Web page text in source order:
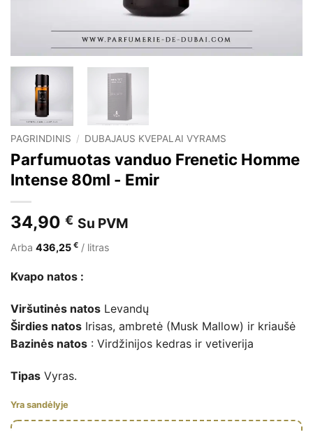
PAGRINDINIS / DUBAJAUS KVEPALAI VYRAMS
Parfumuotas vanduo Frenetic Homme
Intense 80ml - Emir
34,90 € Su PVM
Arba 436,25 € / litras
Kvapo natos :
Viršutinės natos Levandų
Širdies natos Irisas, ambretė (Musk Mallow) ir kriaušė
Bazinės natos : Virdžinijos kedras ir vetiverija
Tipas Vyras.
Yra sandėlyje